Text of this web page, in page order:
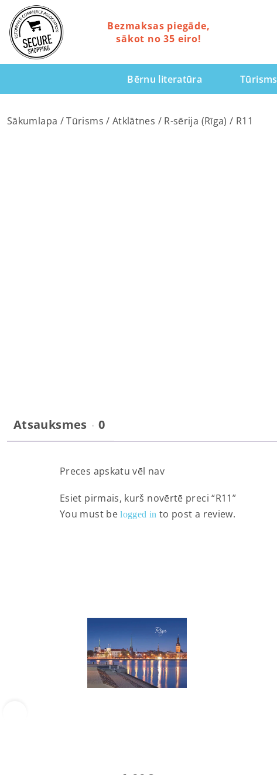
Bezmaksas piegāde,
sākot no 35 eiro!
Bērnu literatūra Tūrisms
Sākumlapa /Tūrisms / Atklātnes / R-sērija (Rīga) / R11
Atsauksmes 0
Preces apskatu vēl nav
Esiet pirmais, kurš novērtē preci “R11”
You must belogged in to post a review.